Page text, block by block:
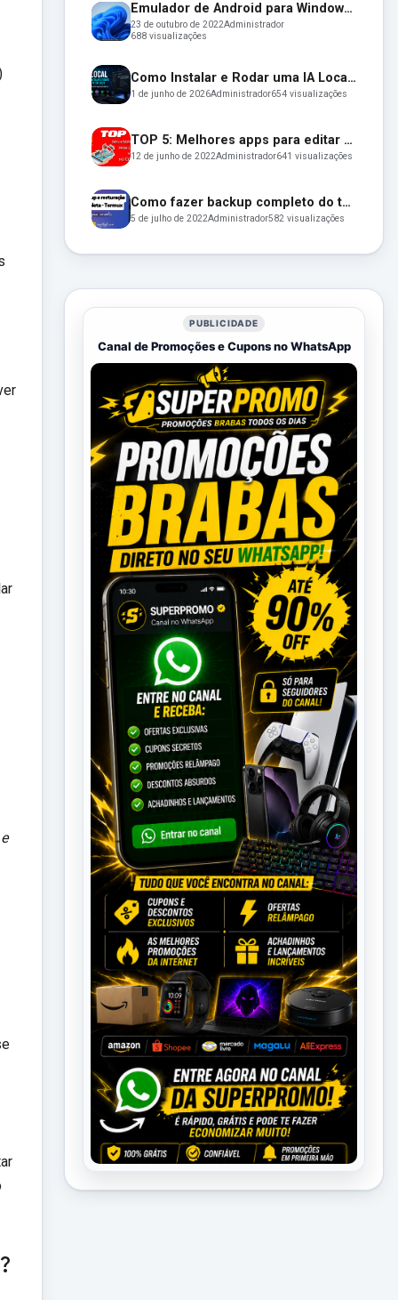
Emulador de Android para Windows: Microsoft lança seu emulador oficial de apps Android para o Windows 11
23 de outubro de 2022Administrador
688 visualizações
Como Instalar e Rodar uma IA Local no Seu PC em 2026 (Guia Completo para Iniciantes)
1 de junho de 2026Administrador654 visualizações
TOP 5: Melhores apps para editar vídeo no Celular em 2022
12 de junho de 2022Administrador641 visualizações
Como fazer backup completo do termux (e restaurar depois)
5 de julho de 2022Administrador582 visualizações
PUBLICIDADE
Canal de Promoções e Cupons no WhatsApp